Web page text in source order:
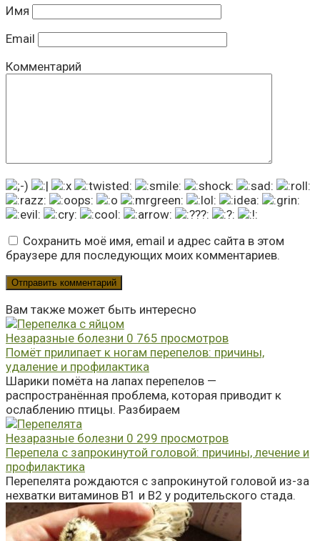
Имя
Email
Комментарий
Сохранить моё имя, email и адрес сайта в этом
браузере для последующих моих комментариев.
Вам также может быть интересно
Незаразные болезни 0 765 просмотров
Помёт прилипает к ногам перепелов: причины,
удаление и профилактика
Шарики помёта на лапах перепелов —
распространённая проблема, которая приводит к
ослаблению птицы. Разбираем
Незаразные болезни 0 299 просмотров
Перепела с запрокинутой головой: причины, лечение и
профилактика
Перепелята рождаются с запрокинутой головой из-за
нехватки витаминов В1 и В2 у родительского стада.